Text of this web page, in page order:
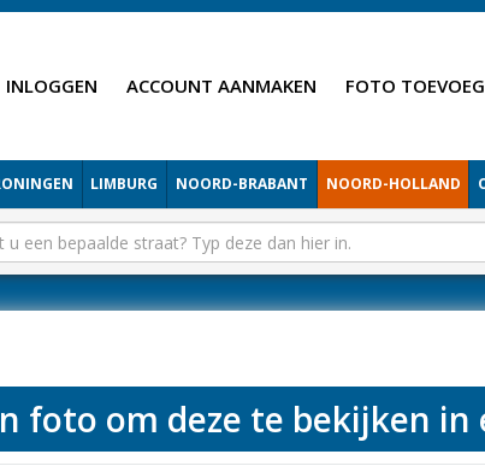
INLOGGEN ACCOUNT AANMAKEN FOTO
LIMBURG NOORD-BRABANT NOORD-HOLLAND
foto om deze te bekijken